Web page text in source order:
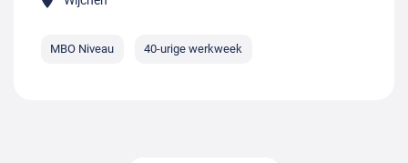
MBO Niveau 40-urige werkweek